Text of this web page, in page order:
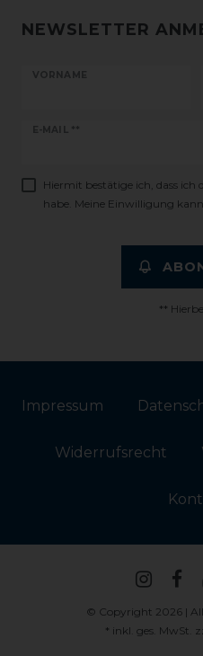
NEWSLETTER
VORNAME
E-MAIL **
Newsletter
Hiermit bestätige ich, dass ich
habe. Meine Einwilligung
**
Impressum
Widerrufs­recht
© Copyright 2026 |
* inkl. ges. MwSt.